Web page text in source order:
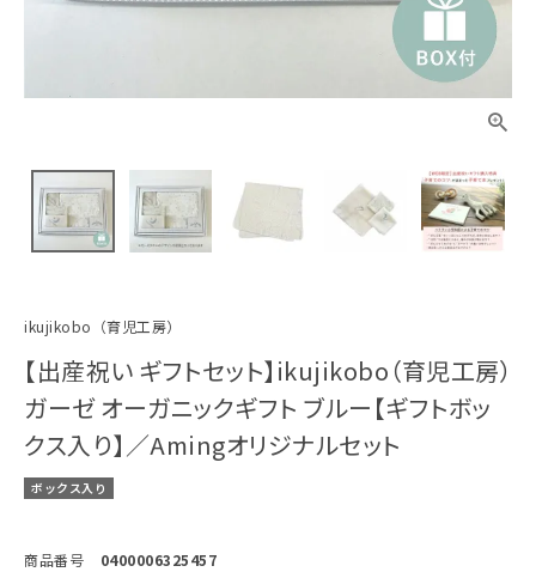
ikujikobo（育児工房）
【出産祝い ギフトセット】ikujikobo（育児工房）
ガーゼ オーガニックギフト ブルー【ギフトボッ
クス入り】／Amingオリジナルセット
ボックス入り
商品番号 0400006325457